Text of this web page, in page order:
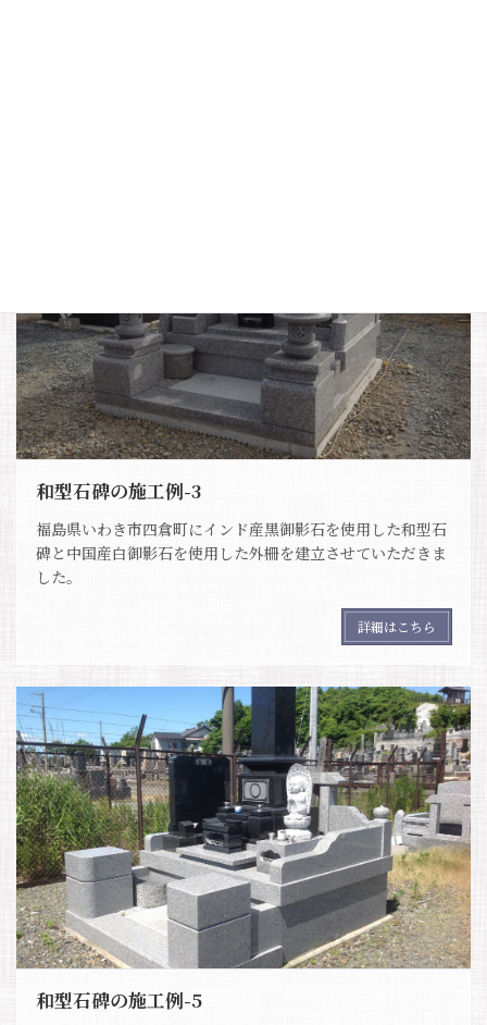
和型石碑の施工例-3
福島県いわき市四倉町にインド産黒御影石を使用した和型石
碑と中国産白御影石を使用した外柵を建立させていただきま
した。
詳細はこちら
和型石碑の施工例-5